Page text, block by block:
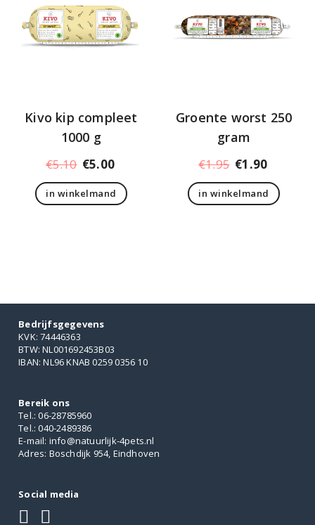
Kivo kip compleet
1000 g
€5.10 Oorspronkelijke
prijs
was:
€5.00
prijs
is:
in winkelmand
Groente worst 250
gram
€1.95
prijs
was:
€1.90
prijs
is:
in winkelmand
Bedrijfsgegevens
KVK: 74446363
BTW: NL001692453B03
IBAN: NL96 KNAB 0259 0356 10
Bereik ons
Tel.: 06-28785960
Tel.: 040-2489386
E-mail: info@natuurlijk-4pets.nl
Adres: Boschdijk 954, Eindhoven
Social media